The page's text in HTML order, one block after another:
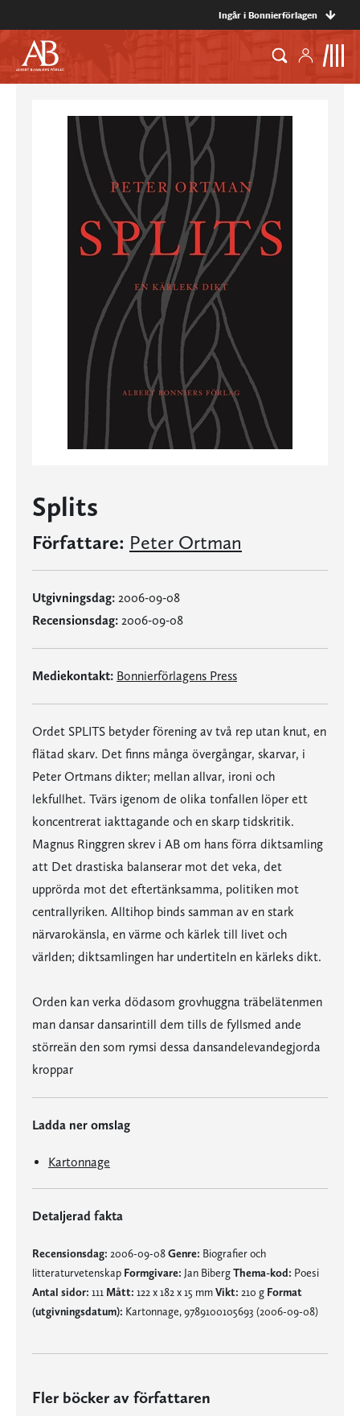
Ingår i Bonnierförlagen
Splits
Författare: Peter Ortman
Utgivningsdag: 2006-09-08
Recensionsdag: 2006-09-08
Mediekontakt: Bonnierförlagens Press
Ordet SPLITS betyder förening av två rep utan knut, en
flätad skarv. Det finns många övergångar, skarvar, i
Peter Ortmans dikter; mellan allvar, ironi och
lekfullhet. Tvärs igenom de olika tonfallen löper ett
koncentrerat iakttagande och en skarp tidskritik.
Magnus Ringgren skrev i AB om hans förra diktsamling
att Det drastiska balanserar mot det veka, det
upprörda mot det eftertänksamma, politiken mot
centrallyriken. Alltihop binds samman av en stark
närvarokänsla, en värme och kärlek till livet och
världen; diktsamlingen har undertiteln en kärleks dikt.
Orden kan verka dödasom grovhuggna träbelätenmen
man dansar dansarintill dem tills de fyllsmed ande
störreän den som rymsi dessa dansandelevandegjorda
kroppar
Ladda ner omslag
Kartonnage
Detaljerad fakta
Recensionsdag: 2006-09-08Genre: Biografier och
litteraturvetenskap Formgivare: Jan BibergThema-kod: Poesi
Antal sidor: 111 Mått: 122 x 182 x 15 mmVikt: 210 g Format
(utgivningsdatum): Kartonnage, 9789100105693 (2006-09-08)
Fler böcker av författaren